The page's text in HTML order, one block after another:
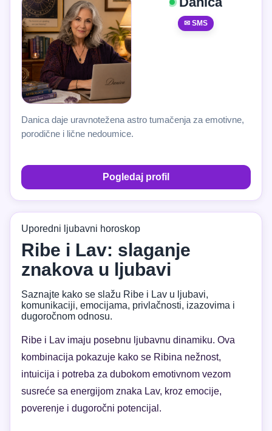
✉ SMS
Danica daje uravnotežena astro tumačenja za emotivne,
porodične i lične nedoumice.
Pogledaj profil
Uporedni ljubavni horoskop
Ribe i Lav: slaganje
znakova u ljubavi
Saznajte kako se slažu Ribe i Lav u ljubavi,
komunikaciji, emocijama, privlačnosti, izazovima i
dugoročnom odnosu.
Ribe i Lav imaju posebnu ljubavnu dinamiku. Ova
kombinacija pokazuje kako se Ribina nežnost,
intuicija i potreba za dubokom emotivnom vezom
susreće sa energijom znaka Lav, kroz emocije,
poverenje i dugoročni potencijal.